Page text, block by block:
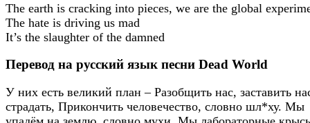
The earth is cracking into pieces, we are the global
The hate is driving us mad
It’s the slaughter of the damned
Перевод на русский язык песни Dead World
У них есть великий план – Разобщить нас, заставить
страдать, Прикончить человечество, словно шл*ху. Мы